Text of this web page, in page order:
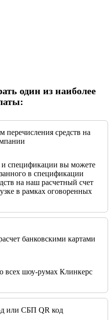
один из наиболее
перечисления средств на
и спецификации вы можете
в спецификации
на наш расчетный счет
в рамках оговоренных
банковскими картами
всех шоу-румах Клинкерс
или СБП QR код